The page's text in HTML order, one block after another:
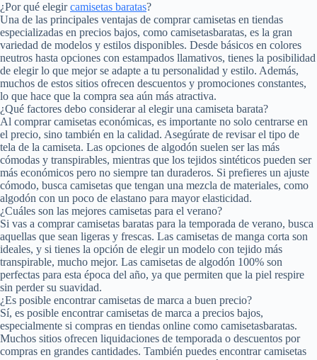
¿Por qué elegircamisetas baratas?
Una de las principales ventajas de comprar camisetas en tiendas
especializadas en precios bajos, como camisetasbaratas, es la gran
variedad de modelos y estilos disponibles. Desde básicos en colores
neutros hasta opciones con estampados llamativos, tienes la posibilidad
de elegir lo que mejor se adapte a tu personalidad y estilo. Además,
muchos de estos sitios ofrecen descuentos y promociones constantes,
lo que hace que la compra sea aún más atractiva.
¿Qué factores debo considerar al elegir una camiseta barata?
Al comprar camisetas económicas, es importante no solo centrarse en
el precio, sino también en la calidad. Asegúrate de revisar el tipo de
tela de la camiseta. Las opciones de algodón suelen ser las más
cómodas y transpirables, mientras que los tejidos sintéticos pueden ser
más económicos pero no siempre tan duraderos. Si prefieres un ajuste
cómodo, busca camisetas que tengan una mezcla de materiales, como
algodón con un poco de elastano para mayor elasticidad.
¿Cuáles son las mejores camisetas para el verano?
Si vas a comprar camisetas baratas para la temporada de verano, busca
aquellas que sean ligeras y frescas. Las camisetas de manga corta son
ideales, y si tienes la opción de elegir un modelo con tejido más
transpirable, mucho mejor. Las camisetas de algodón 100% son
perfectas para esta época del año, ya que permiten que la piel respire
sin perder su suavidad.
¿Es posible encontrar camisetas de marca a buen precio?
Sí, es posible encontrar camisetas de marca a precios bajos,
especialmente si compras en tiendas online como camisetasbaratas.
Muchos sitios ofrecen liquidaciones de temporada o descuentos por
compras en grandes cantidades. También puedes encontrar camisetas